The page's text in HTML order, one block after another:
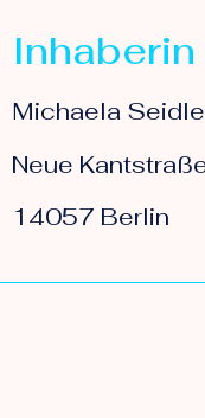
Inhaberin
Michaela
Neue
14057 Berlin